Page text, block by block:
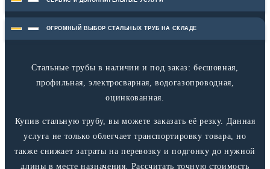
ОГРОМНЫЙ ВЫБОР СТАЛЬНЫХ ТРУБ НА СКЛАДЕ
Стальные трубы в наличии и под заказ: бесшовная,
профильная, электросварная, водогазопроводная,
оцинкованная.
Купив стальную трубу, вы можете заказать её резку. Данная
услуга не только облегчает транспортировку товара, но
также снижает затраты на перевозку и подгонку до нужной
длины в месте назначения. Рассчитать точную стоимость